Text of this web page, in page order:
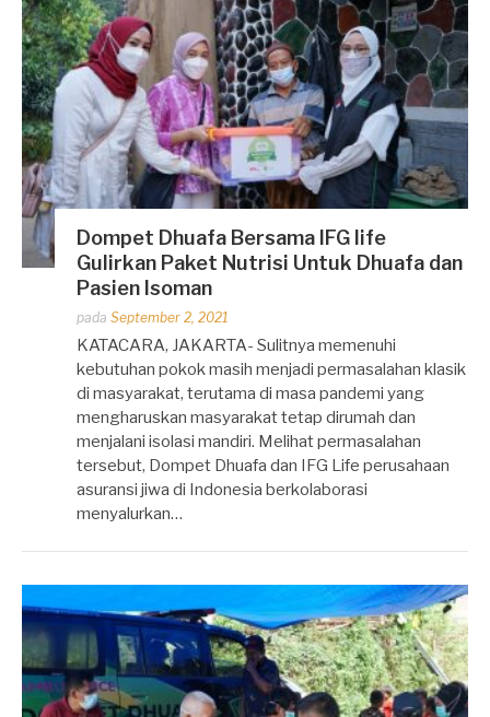
Dompet Dhuafa Bersama IFG life
Gulirkan Paket Nutrisi Untuk Dhuafa dan
Pasien Isoman
Dipos
oleh
Erlangga
pada September 2, 2021
KATACARA, JAKARTA- Sulitnya memenuhi
kebutuhan pokok masih menjadi permasalahan klasik
di masyarakat, terutama di masa pandemi yang
mengharuskan masyarakat tetap dirumah dan
menjalani isolasi mandiri. Melihat permasalahan
tersebut, Dompet Dhuafa dan IFG Life perusahaan
asuransi jiwa di Indonesia berkolaborasi
menyalurkan…